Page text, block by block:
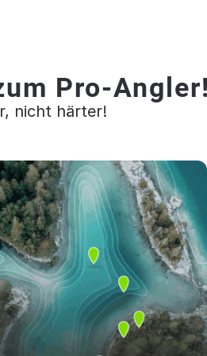
Pro-
nicht härter!